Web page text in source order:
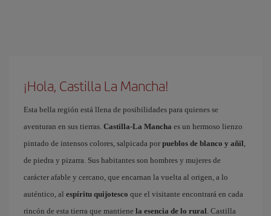
¡Hola, Castilla La Mancha!
Esta bella región está llena de posibilidades para quienes se
aventuran en sus tierras. Castilla-La Mancha es un hermoso lienzo
pintado de intensos colores, salpicada por pueblos de blanco y añil
de piedra y pizarra. Sus habitantes son hombres y mujeres de
carácter afable y cercano, que encarnan la vuelta al origen, a lo
auténtico, al espíritu quijotesco que el visitante encontrará en cada
rincón de esta tierra que mantiene la esencia de lo rural . Castilla